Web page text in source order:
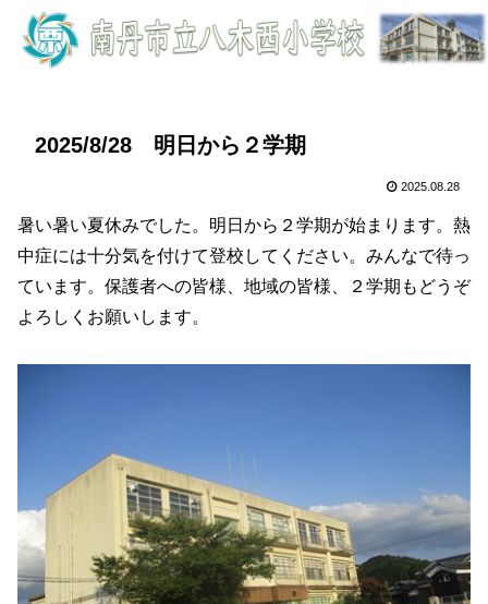
2025/8/28 明日から２学期
2025.08.28
暑い暑い夏休みでした。明日から２学期が始まります。熱
中症には十分気を付けて登校してください。みんなで待っ
ています。保護者への皆様、地域の皆様、２学期もどうぞ
よろしくお願いします。